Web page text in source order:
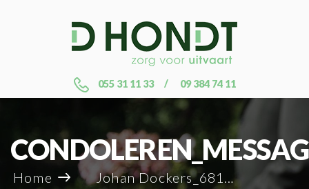
055 31 11 33 09 384 74 11
Home Johan Dockers_68182